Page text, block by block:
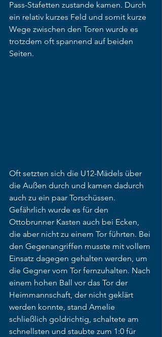
Pass-Stafetten zustande kamen. Durch
ein relativ kurzes Feld und somit kurze
Wege zwischen den Toren wurde es
trotzdem oft spannend auf beiden
Seiten.
Oft setzten sich die U12-Mädels über
die Außen durch und kamen dadurch
auch zu ein paar Torschüssen.
Gefährlich wurde es für den
Ottobrunner Kasten auch bei Ecken,
die aber nicht zu einem Tor führten. Bei
den Gegenangriffen musste mit vollem
Einsatz dagegen gehalten werden, um
die Gegner vom Tor fernzuhalten. Nach
einem hohen Ball vor das Tor der
Heimmannschaft, der nicht geklärt
werden konnte, stand Amelie
schließlich goldrichtig, schaltete am
schnellsten und staubte zum 1:0 für